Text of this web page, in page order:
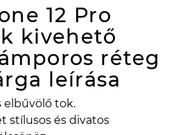
12 Pro
kivehető
réteg
leírása
elbűvölő tok.
stílusos és divatos